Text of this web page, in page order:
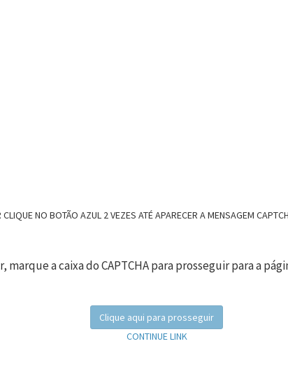
NO BOTÃO AZUL 2 VEZES ATÉ APARECER A MENSAGEM
marque a caixa do CAPTCHA para prosseguir para a
Clique aqui para prosseguir
CONTINUE LINK